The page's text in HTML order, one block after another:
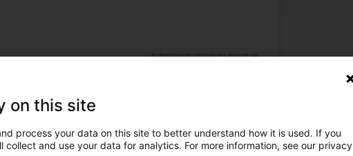
Administration publique
on this site
process your data on this site to better understand how it is used. If you
collect and use your data for analytics. For more information, see our privacy